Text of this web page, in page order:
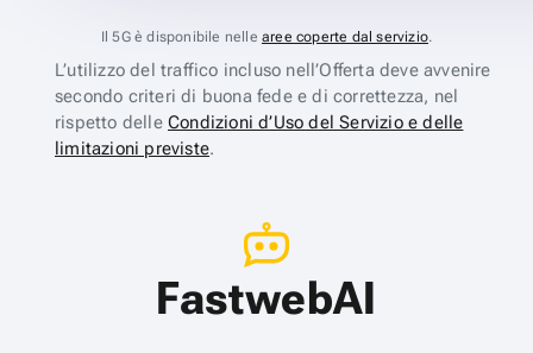
Il 5G è disponibile nelle aree coperte dal servizio.
L’utilizzo del traffico incluso nell’Offerta deve avvenire
secondo criteri di buona fede e di correttezza, nel
rispetto delle Condizioni d’Uso del Servizio e delle
limitazioni previste.
FastwebAI